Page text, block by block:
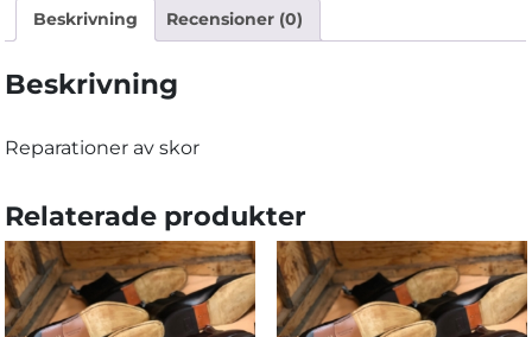
Beskrivning Recensioner (0)
Beskrivning
Reparationer av skor
Relaterade produkter